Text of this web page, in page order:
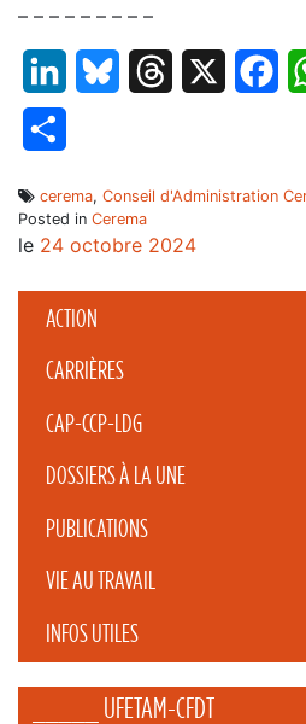
ACTION
CARRIÈRES
CAP-CCP-LDG
DOSSIERS À LA UNE
PUBLICATIONS
VIE AU TRAVAIL
INFOS UTILES
_____ UFETAM-CFDT
– – – – – – – – –
LinkedInBluesky Threads
cerema, Conseil d'Administration
Posted in Cerema
le 24 octobre 2024